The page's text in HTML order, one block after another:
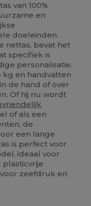
van 100%
en
doeleinden.
nettas, bevat het
specifiek is
personalisatie.
en handvatten
de hand of over
Of hij nu wordt
of als een
de
een lange
is perfect voor
ideaal voor
plasticvrije
zeefdruk en